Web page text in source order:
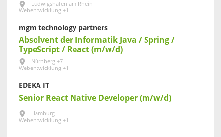
Ludwigshafen am Rhein
Webentwicklung +1
mgm technology partners
Absolvent der Informatik Java / Spring /
TypeScript / React (m/w/d)
Nürnberg +7
Webentwicklung +1
EDEKA IT
Senior React Native Developer (m/w/d)
Hamburg
Webentwicklung +1